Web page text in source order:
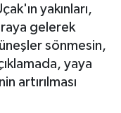
yakınları,
gelerek
sönmesin,
yaya
artırılması